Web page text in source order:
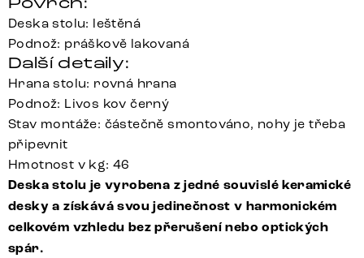
Deska stolu: leštěná
Podnož: práškově lakovaná
Další detaily:
Hrana stolu: rovná hrana
Podnož: Livos kov černý
Stav montáže: částečně smontováno, nohy je třeba
připevnit
Hmotnost v kg: 46
Deska stolu je vyrobena z jedné souvislé keramické
desky a získává svou jedinečnost v harmonickém
celkovém vzhledu bez přerušení nebo optických
spár.